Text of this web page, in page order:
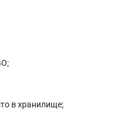
в хранилище;